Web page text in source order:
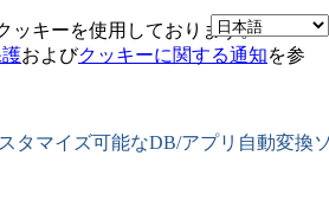
ッキーを使用しております。
およびクッキーに関する通知を参
タマイズ可能なDB/アプリ自動変換